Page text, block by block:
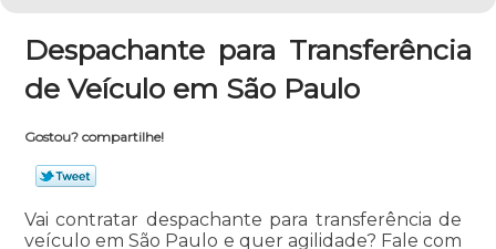
Despachante para Transferência
de Veículo em São Paulo
Gostou? compartilhe!
Vai contratar despachante para transferência de
veículo em São Paulo e quer agilidade? Fale com